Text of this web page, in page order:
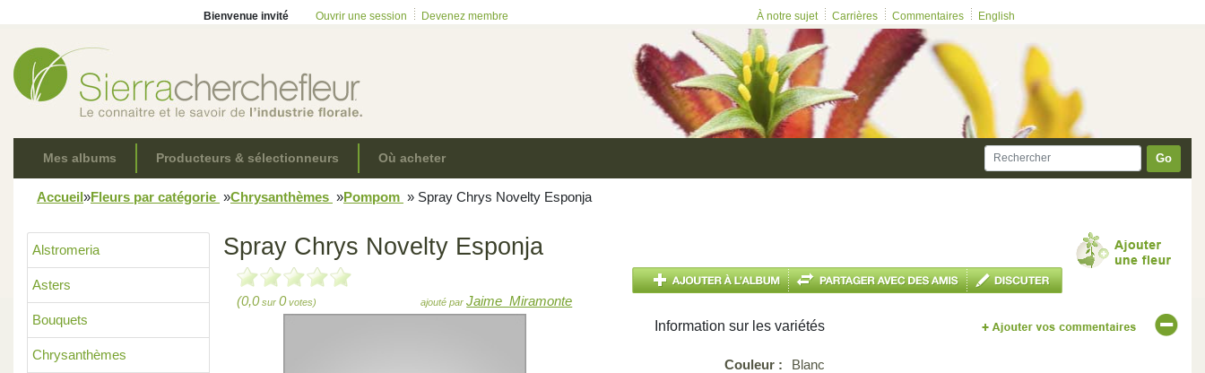
Bienvenue invité Ouvrir une session Devenez membre À notre sujet Carrières Commentaires English
Mes albums Producteurs & sélectionneurs Où acheter Go
Accueil»Fleurs par catégorie »Chrysanthèmes »Pompom » Spray Chrys Novelty Esponja
Alstromeria
Asters
Bouquets
Chrysanthèmes
Spray Chrys Novelty Esponja
(0,0sur 0votes) ajouté parJaime_Miramonte
Information sur les variétés
Couleur :
Blanc